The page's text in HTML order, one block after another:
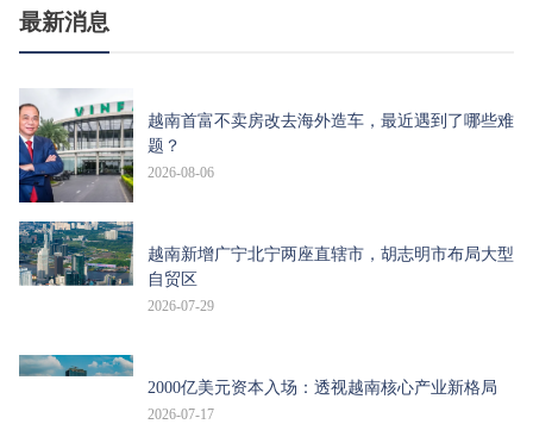
最新消息
越南首富不卖房改去海外造车，最近遇到了哪些难
题？
2026-08-06
越南新增广宁北宁两座直辖市，胡志明市布局大型
自贸区
2026-07-29
2000亿美元资本入场：透视越南核心产业新格局
2026-07-17